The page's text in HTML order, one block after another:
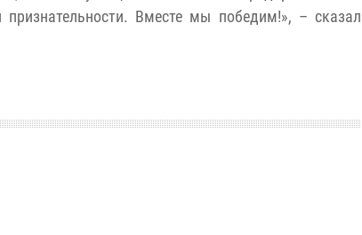
Вместе мы победим!», – сказал